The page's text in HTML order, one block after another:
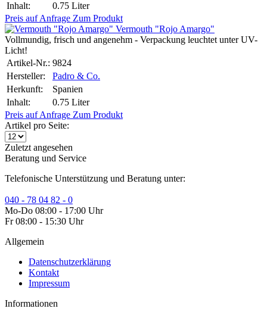
Inhalt:
0.75 Liter
Preis auf Anfrage Zum Produkt
Vermouth "Rojo Amargo"
Vollmundig, frisch und angenehm - Verpackung leuchtet unter UV-
Licht!
Artikel-Nr.: 9824
Hersteller:
Padro & Co.
Herkunft:
Spanien
Inhalt:
0.75 Liter
Preis auf Anfrage Zum Produkt
Artikel pro Seite:
Zuletzt angesehen
Beratung und Service
Telefonische Unterstützung und Beratung unter:
040 - 78 04 82 - 0
Mo-Do 08:00 - 17:00 Uhr
Fr 08:00 - 15:30 Uhr
Allgemein
Datenschutzerklärung
Kontakt
Impressum
Informationen